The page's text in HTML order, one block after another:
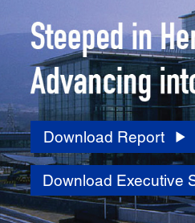
Download Report
Download Executive